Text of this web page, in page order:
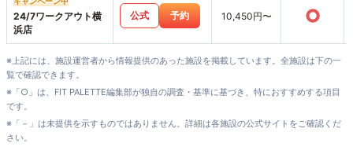
24/7ワークアウト横
浜店
公式 予約 10,450円〜 ○
※上記には、施設運営者から情報提供のあった施設を掲載しています。全施設は下の一
覧で確認できます。
※「○」は、FIT PALETTE編集部が独自の調査・基準に基づき、特におすすめする項目
です。
※「－」は未提供を示すものではありません。詳細は各施設の公式サイトをご確認くだ
さい。